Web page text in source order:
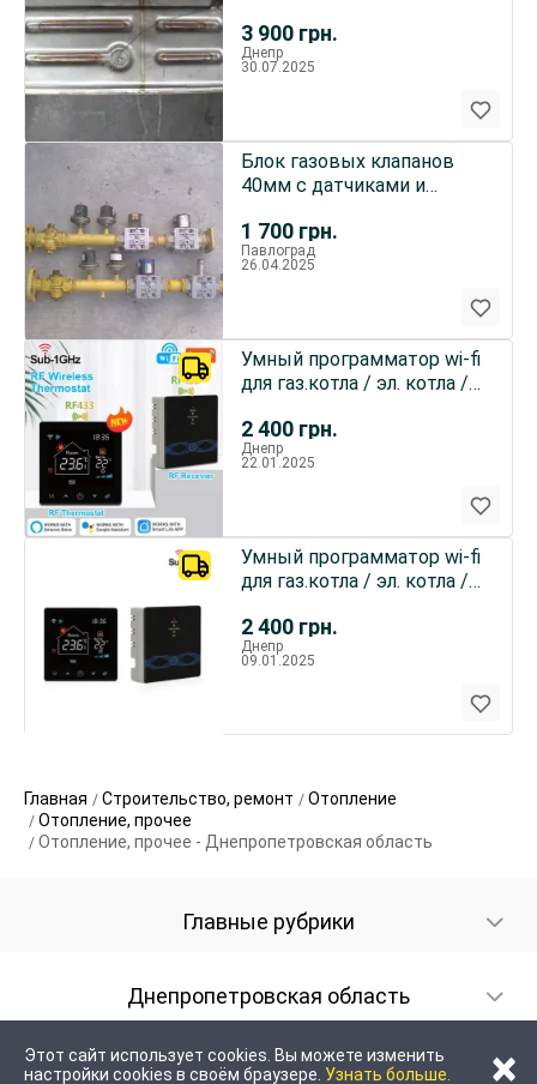
3 900 грн.
Днепр
30.07.2025
1 700 грн.
Блок газовых клапанов
40мм с датчиками и
Павлоград
26.04.2025
2 400 грн.
Умный программатор wi-fi
для газ.котла / эл. котла /
Днепр
22.01.2025
2 400 грн.
Умный программатор wi-fi
для газ.котла / эл. котла /
Днепр
09.01.2025
Главная Строительство, ремонт
Отопление
Отопление, прочее
Отопление, прочее - Днепропетровская область
Главные рубрики
Днепропетровская область
Этот сайт использует cookies. Вы можете изменить
настройки cookies в своём браузере. Узнать больше. ×